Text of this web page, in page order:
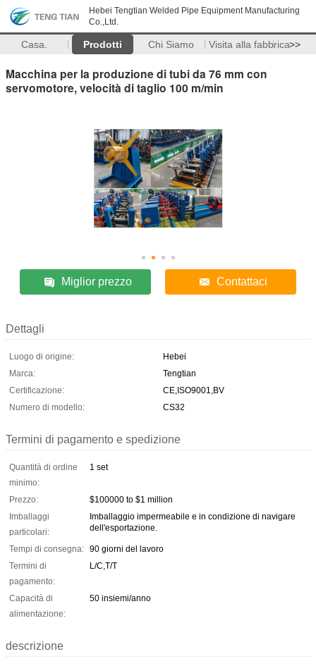
Hebei Tengtian Welded Pipe Equipment Manufacturing
Co.,Ltd.
Casa. Prodotti Chi Siamo Visita alla fabbrica>>
Macchina per la produzione di tubi da 76 mm con
servomotore, velocità di taglio 100 m/min
Miglior prezzo Contattaci
Dettagli
Luogo di origine:
Hebei
Marca:
Tengtian
Certificazione:
CE,ISO9001,BV
Numero di modello:
CS32
Termini di pagamento e spedizione
Quantità di ordine
minimo:
1 set
Prezzo:
$100000 to $1 million
Imballaggi
particolari:
Imballaggio impermeabile e in condizione di navigare
dell'esportazione.
Tempi di consegna: 90 giorni del lavoro
Termini di
pagamento:
L/C,T/T
Capacità di
alimentazione:
50 insiemi/anno
descrizione